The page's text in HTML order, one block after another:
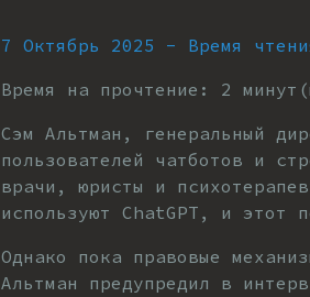
7 Октябрь 2025 - Время
Время на прочтение:
2
Сэм Альтман, генеральный
пользователей чатботов и
врачи, юристы и
используют ChatGPT, и этот
Однако пока правовые
Альтман предупредил в